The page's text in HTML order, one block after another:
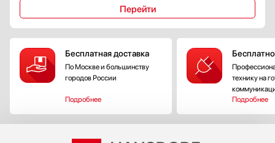
Перейти
Бесплатная доставка
По Москве и большинству
городов России
Подробнее
технику на
Подробнее